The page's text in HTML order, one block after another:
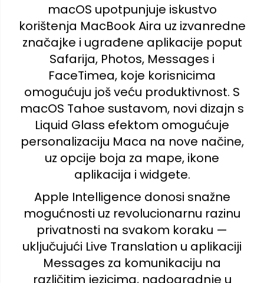
macOS upotpunjuje iskustvo
korištenja MacBook Aira uz izvanredne
značajke i ugrađene aplikacije poput
Safarija, Photos, Messages i
FaceTimea, koje korisnicima
omogućuju još veću produktivnost. S
macOS Tahoe sustavom, novi dizajn s
Liquid Glass efektom omogućuje
personalizaciju Maca na nove načine,
uz opcije boja za mape, ikone
aplikacija i widgete.
Apple Intelligence donosi snažne
mogućnosti uz revolucionarnu razinu
privatnosti na svakom koraku —
uključujući Live Translation u aplikaciji
Messages za komunikaciju na
različitim jezicima, nadogradnje u